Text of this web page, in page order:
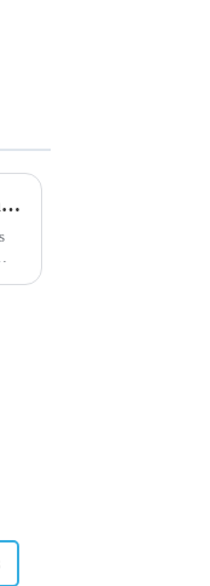
De quel budget ai-je besoin pour personnaliser une marque de vape en provenance de Chine